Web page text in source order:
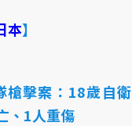
本】
槍擊案：18歲自
、1人重傷